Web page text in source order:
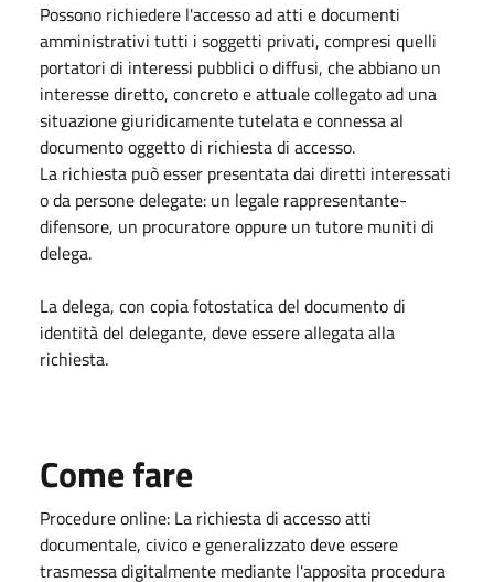
Possono richiedere l'accesso ad atti e documenti
amministrativi tutti i soggetti privati, compresi quelli
portatori di interessi pubblici o diffusi, che abbiano un
interesse diretto, concreto e attuale collegato ad una
situazione giuridicamente tutelata e connessa al
documento oggetto di richiesta di accesso.
La richiesta può esser presentata dai diretti interessati
o da persone delegate: un legale rappresentante-
difensore, un procuratore oppure un tutore muniti di
delega.
La delega, con copia fotostatica del documento di
identità del delegante, deve essere allegata alla
richiesta.
Come fare
Procedure online: La richiesta di accesso atti
documentale, civico e generalizzato deve essere
trasmessa digitalmente mediante l'apposita procedura